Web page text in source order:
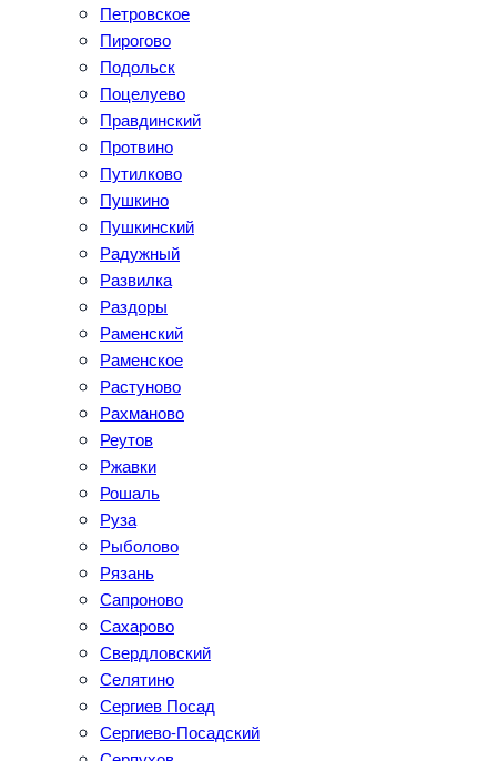
Петровское
Пирогово
Подольск
Поцелуево
Правдинский
Протвино
Путилково
Пушкино
Пушкинский
Радужный
Развилка
Раздоры
Раменский
Раменское
Растуново
Рахманово
Реутов
Ржавки
Рошаль
Руза
Рыболово
Рязань
Сапроново
Сахарово
Свердловский
Селятино
Сергиев Посад
Сергиево-Посадский